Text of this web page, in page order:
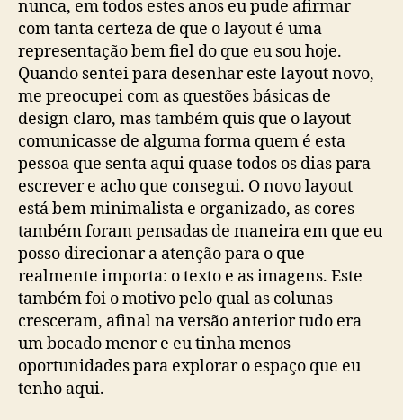
nunca, em todos estes anos eu pude afirmar
com tanta certeza de que o layout é uma
representação bem fiel do que eu sou hoje.
Quando sentei para desenhar este layout novo,
me preocupei com as questões básicas de
design claro, mas também quis que o layout
comunicasse de alguma forma quem é esta
pessoa que senta aqui quase todos os dias para
escrever e acho que consegui. O novo layout
está bem minimalista e organizado, as cores
também foram pensadas de maneira em que eu
posso direcionar a atenção para o que
realmente importa: o texto e as imagens. Este
também foi o motivo pelo qual as colunas
cresceram, afinal na versão anterior tudo era
um bocado menor e eu tinha menos
oportunidades para explorar o espaço que eu
tenho aqui.